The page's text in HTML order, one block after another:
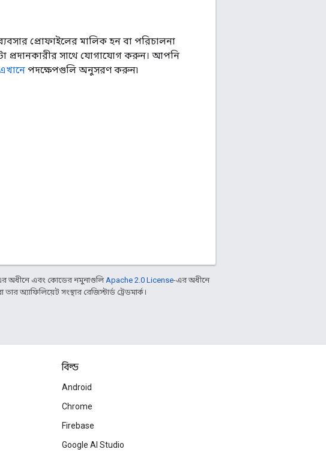
প্রোফাইলের মালিক হন বা পরিচালনা
প্রদানকারীর সাথে যোগাযোগ করুন। আপনি
পদক্ষেপগুলি অনুসরণ করুন৷
অধীনে এবং কোডের নমুনাগুলিApache 2.0 License-এর অধীনে
অ্যাফিলিয়েট সংস্থার রেজিস্টার্ড ট্রেডমার্ক।
বিল্ড
Android
Chrome
Firebase
Google AI Studio